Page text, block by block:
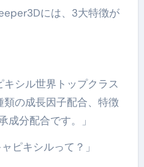
には、3大特徴が
キシル世界トップクラス
の成長因子配合、特徴
成分配合です。」
ピキシルって？」